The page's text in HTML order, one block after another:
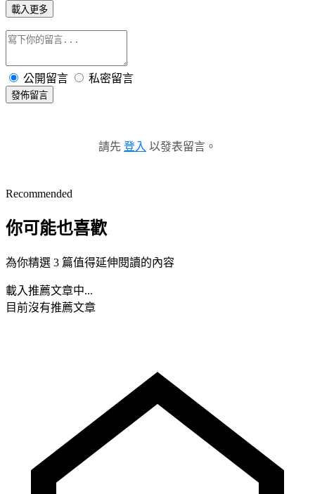
載入更多
公開留言 私密留言
發佈留言
請先 登入 以發表留言。
Recommended
你可能也喜歡
為你精選 3 篇值得延伸閱讀的內容
載入推薦文章中...
目前沒有推薦文章